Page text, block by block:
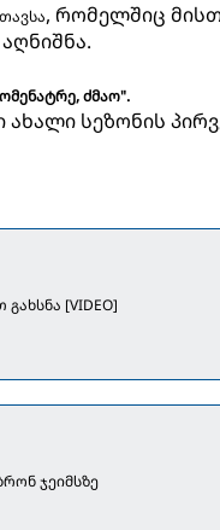
, რომელშიც
ძმაო".
ახალი სეზონის
[VIDEO]
ჯეიმსზე